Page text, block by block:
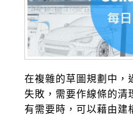
在複雜的草圖規劃中，
失敗，需要作線條的清
有需要時，可以藉由建